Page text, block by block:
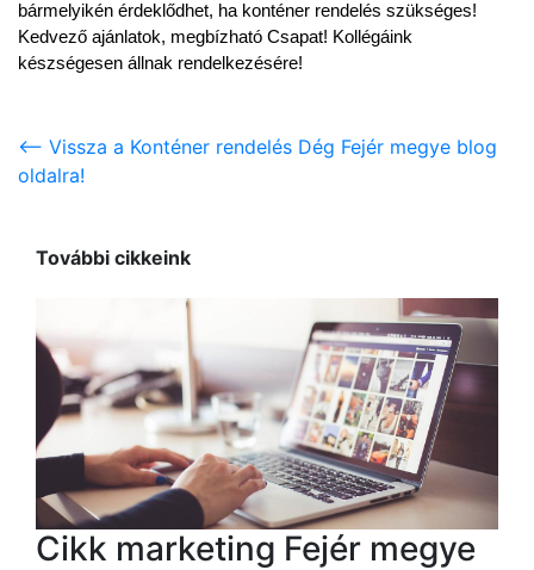
bármelyikén érdeklődhet, ha konténer rendelés szükséges!
Kedvező ajánlatok, megbízható Csapat! Kollégáink
készségesen állnak rendelkezésére!
<-- Vissza a Konténer rendelés Dég Fejér megye blog
oldalra!
További cikkeink
Cikk marketing Fejér megye